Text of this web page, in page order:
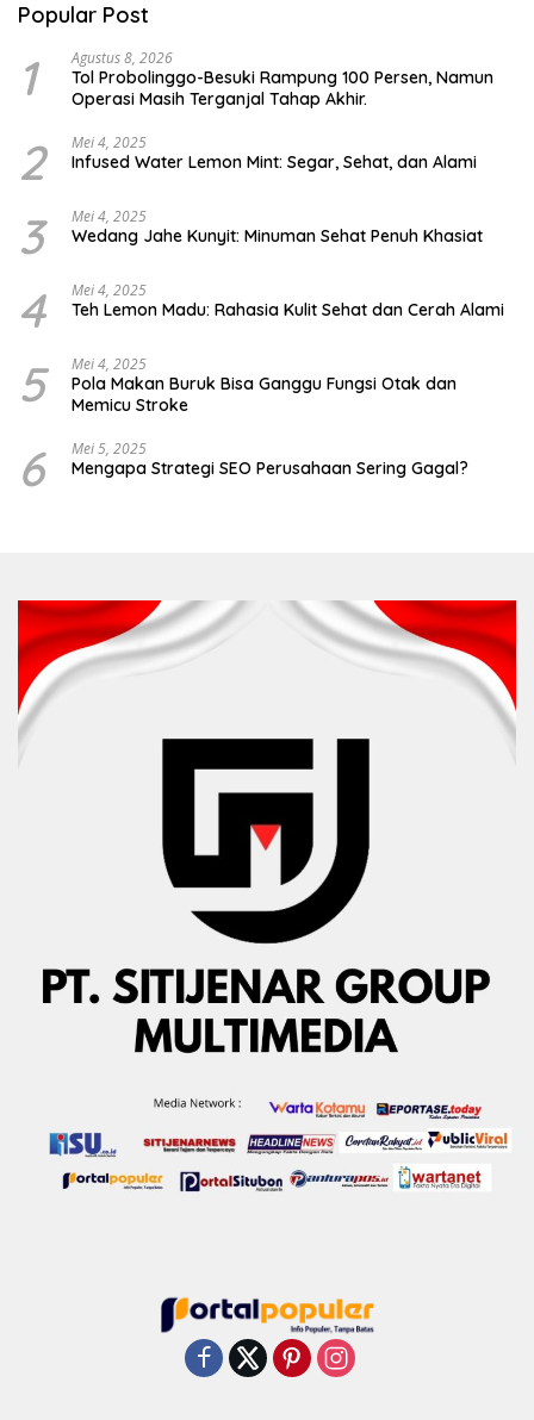
Popular Post
1 Agustus 8, 2026
Tol Probolinggo-Besuki Rampung 100 Persen, Namun
Operasi Masih Terganjal Tahap Akhir.
2 Mei 4, 2025
Infused Water Lemon Mint: Segar, Sehat, dan Alami
3 Mei 4, 2025
Wedang Jahe Kunyit: Minuman Sehat Penuh Khasiat
4 Mei 4, 2025
Teh Lemon Madu: Rahasia Kulit Sehat dan Cerah Alami
5 Mei 4, 2025
Pola Makan Buruk Bisa Ganggu Fungsi Otak dan
Memicu Stroke
6 Mei 5, 2025
Mengapa Strategi SEO Perusahaan Sering Gagal?